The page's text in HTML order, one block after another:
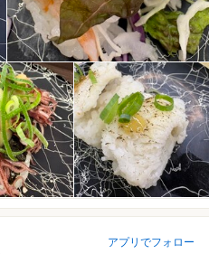
アプリでフォロー